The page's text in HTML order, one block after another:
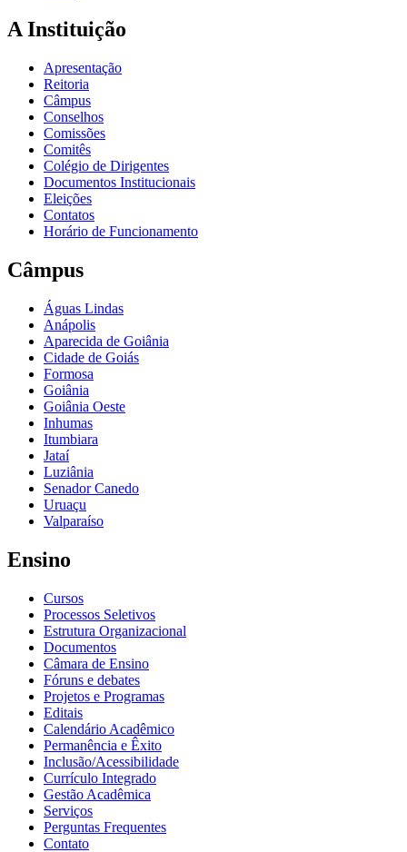
A Instituição
Apresentação
Reitoria
Câmpus
Conselhos
Comissões
Comitês
Colégio de Dirigentes
Documentos Institucionais
Eleições
Contatos
Horário de Funcionamento
Câmpus
Águas Lindas
Anápolis
Aparecida de Goiânia
Cidade de Goiás
Formosa
Goiânia
Goiânia Oeste
Inhumas
Itumbiara
Jataí
Luziânia
Senador Canedo
Uruaçu
Valparaíso
Ensino
Cursos
Processos Seletivos
Estrutura Organizacional
Documentos
Câmara de Ensino
Fóruns e debates
Projetos e Programas
Editais
Calendário Acadêmico
Permanência e Êxito
Inclusão/Acessibilidade
Currículo Integrado
Gestão Acadêmica
Serviços
Perguntas Frequentes
Contato